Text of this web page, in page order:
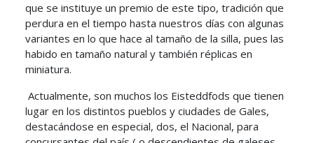
que se instituye un premio de este tipo, tradición que
perdura en el tiempo hasta nuestros días con algunas
variantes en lo que hace al tamaño de la silla, pues las
habido en tamaño natural y también réplicas en
miniatura.
Actualmente, son muchos los Eisteddfods que tienen
lugar en los distintos pueblos y ciudades de Gales,
destacándose en especial, dos, el Nacional, para